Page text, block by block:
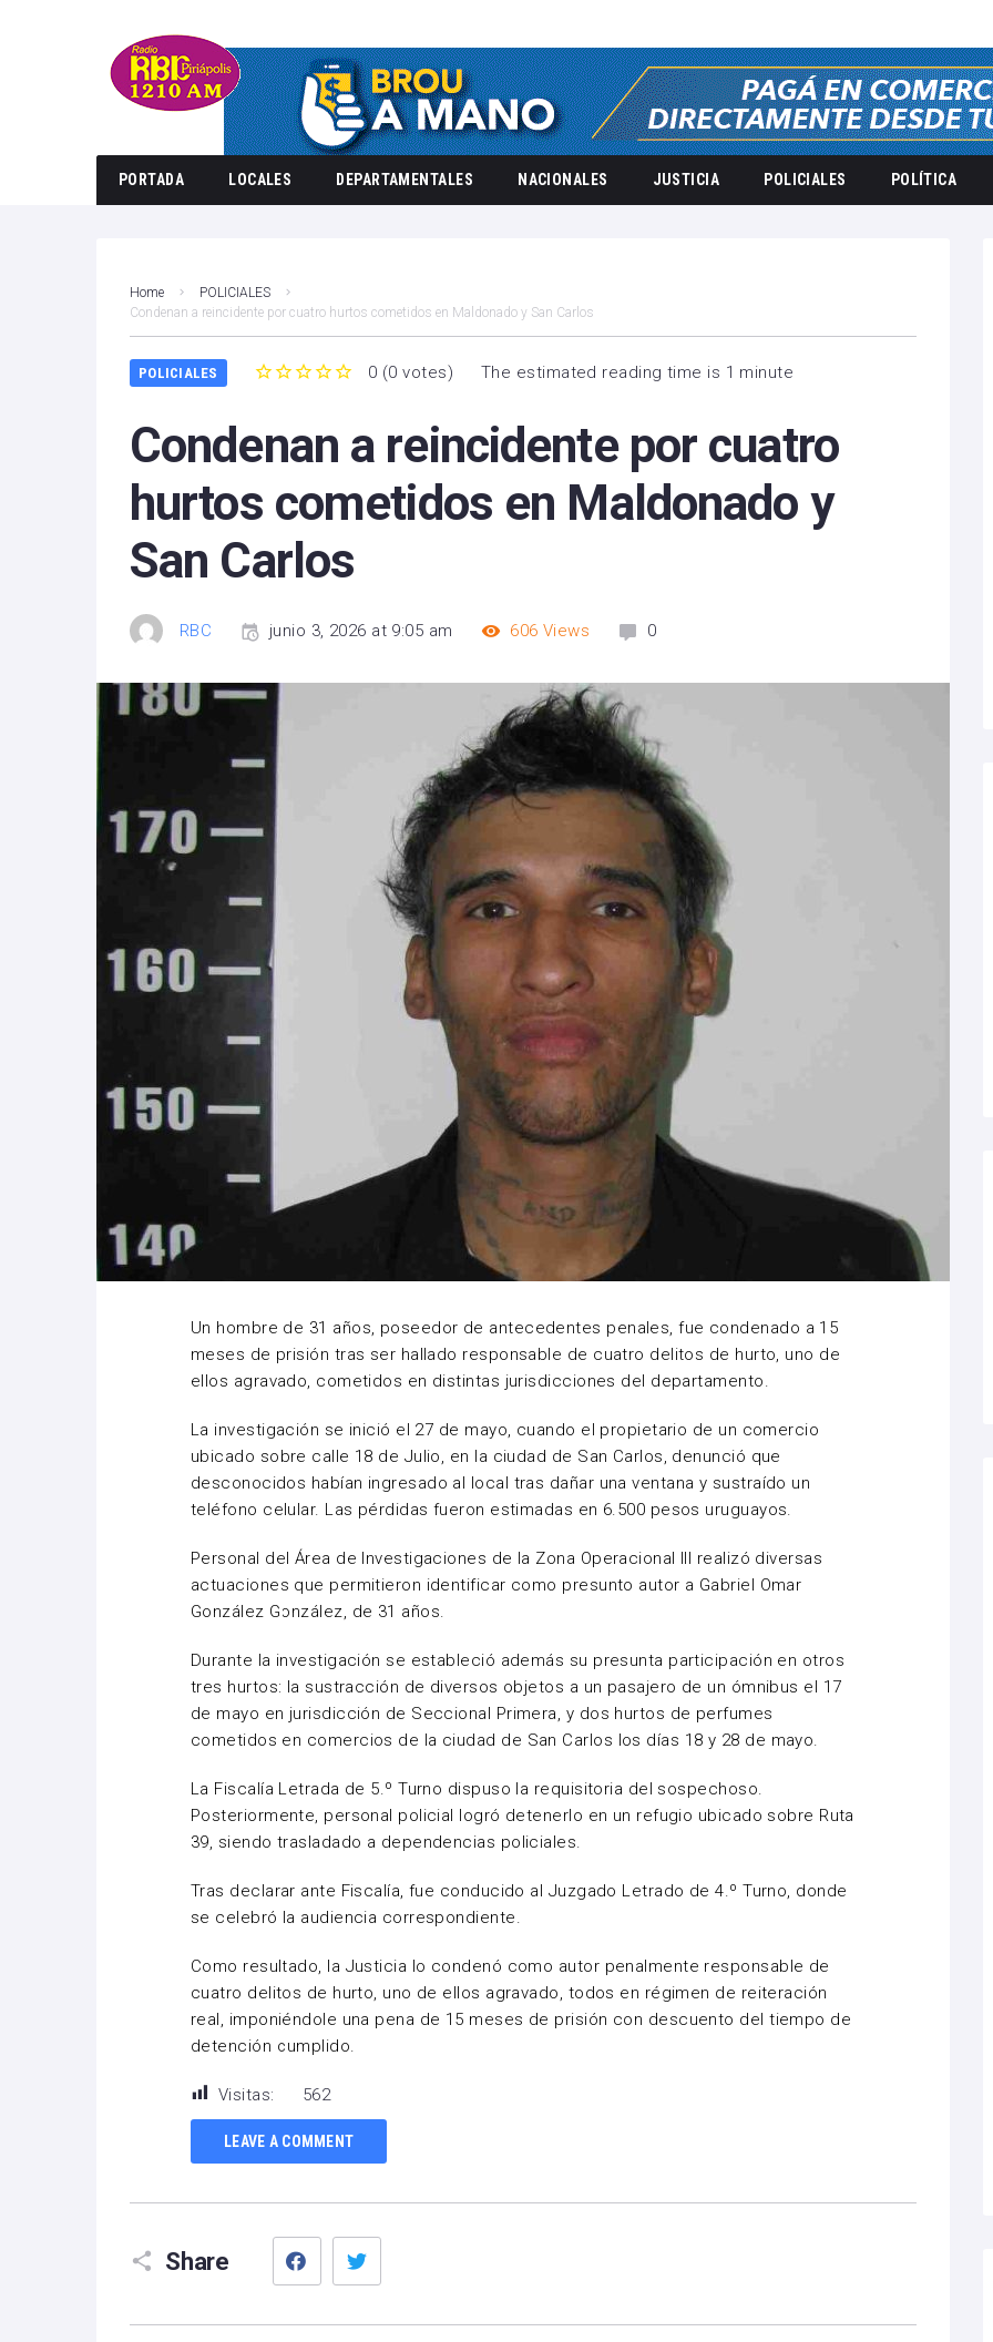
PORTADA LOCALES DEPARTAMENTALES NACIONALES JUSTICIA POLICIALES POLÍTICA
Home
POLICIALES
Condenan a reincidente por cuatro hurtos cometidos en Maldonado y San Carlos
POLICIALES 0 (0 votes) The estimated reading time is 1 minute
Condenan a reincidente por cuatro
hurtos cometidos en Maldonado y
San Carlos
RBC junio 3, 2026 at 9:05 am 606 Views 0
Un hombre de 31 años, poseedor de antecedentes penales, fue condenado a 15
meses de prisión tras ser hallado responsable de cuatro delitos de hurto, uno de
ellos agravado, cometidos en distintas jurisdicciones del departamento.
La investigación se inició el 27 de mayo, cuando el propietario de un comercio
ubicado sobre calle 18 de Julio, en la ciudad de San Carlos, denunció que
desconocidos habían ingresado al local tras dañar una ventana y sustraído un
teléfono celular. Las pérdidas fueron estimadas en 6.500 pesos uruguayos.
Personal del Área de Investigaciones de la Zona Operacional III realizó diversas
actuaciones que permitieron identificar como presunto autor a Gabriel Omar
González González, de 31 años.
Durante la investigación se estableció además su presunta participación en otros
tres hurtos: la sustracción de diversos objetos a un pasajero de un ómnibus el 17
de mayo en jurisdicción de Seccional Primera, y dos hurtos de perfumes
cometidos en comercios de la ciudad de San Carlos los días 18 y 28 de mayo.
La Fiscalía Letrada de 5.º Turno dispuso la requisitoria del sospechoso.
Posteriormente, personal policial logró detenerlo en un refugio ubicado sobre Ruta
39, siendo trasladado a dependencias policiales.
Tras declarar ante Fiscalía, fue conducido al Juzgado Letrado de 4.º Turno, donde
se celebró la audiencia correspondiente.
Como resultado, la Justicia lo condenó como autor penalmente responsable de
cuatro delitos de hurto, uno de ellos agravado, todos en régimen de reiteración
real, imponiéndole una pena de 15 meses de prisión con descuento del tiempo de
detención cumplido.
Visitas: 562
LEAVE A COMMENT
Share
Facebook